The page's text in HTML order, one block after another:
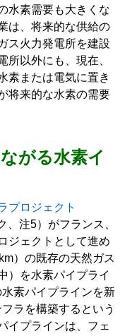
水素需要も大きくな
は、将来的な供給の
ス火力発電所を建設
所以外にも、現在、
素または電気に置き
将来的な水素の需要
がる水素イ
プロジェクト
、注5）がフランス、
ジェクトとして進め
）の既存の天然ガス
）を水素パイプライ
素パイプラインを新
ラを構築するという
イプラインは、フェ